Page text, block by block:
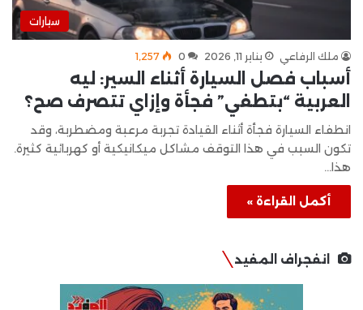
سيارات
ملك الرفاعي يناير 11, 2026 0 1٬257
أسباب فصل السيارة أثناء السير: ليه
العربية “بتطفي” فجأة وإزاي تتصرف صح؟
انطفاء السيارة فجأة أثناء القيادة تجربة مرعبة ومضطربة، وقد
تكون السبب في هذا التوقف مشاكل ميكانيكية أو كهربائية كثيرة.
هذا…
أكمل القراءة »
انفجراف المفيد